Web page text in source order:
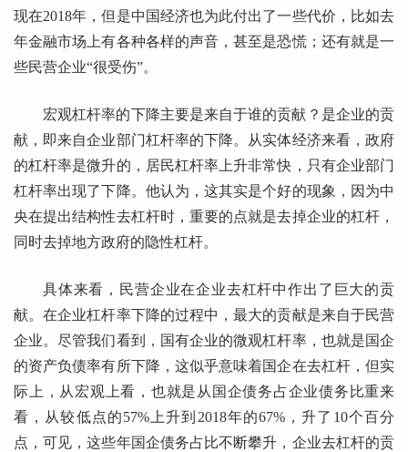
现在2018年，但是中国经济也为此付出了一些代价，比如去
年金融市场上有各种各样的声音，甚至是恐慌；还有就是一
些民营企业“很受伤”。
宏观杠杆率的下降主要是来自于谁的贡献？是企业的贡
献，即来自企业部门杠杆率的下降。从实体经济来看，政府
的杠杆率是微升的，居民杠杆率上升非常快，只有企业部门
杠杆率出现了下降。他认为，这其实是个好的现象，因为中
央在提出结构性去杠杆时，重要的点就是去掉企业的杠杆，
同时去掉地方政府的隐性杠杆。
具体来看，民营企业在企业去杠杆中作出了巨大的贡
献。在企业杠杆率下降的过程中，最大的贡献是来自于民营
企业。尽管我们看到，国有企业的微观杠杆率，也就是国企
的资产负债率有所下降，这似乎意味着国企在去杠杆，但实
际上，从宏观上看，也就是从国企债务占企业债务比重来
看，从较低点的57%上升到2018年的67%，升了10个百分
点，可见，这些年国企债务占比不断攀升，企业去杠杆的贡